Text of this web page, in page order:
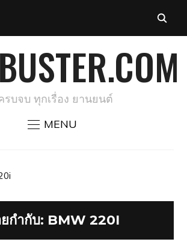
รบจบ ทุกเรื่อง ยานยนต์
MENU
กำกับ: BMW 220I